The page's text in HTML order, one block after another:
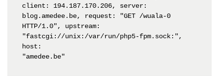
client: 194.187.170.206, server:
blog.amedee.be, request: "GET /wuala-0
HTTP/1.0", upstream:
"fastcgi://unix:/var/run/php5-fpm.sock:",
host:
"amedee.be"